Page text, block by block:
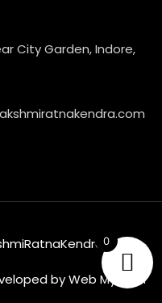
City Garden, Indore,
by Web MyTech
0